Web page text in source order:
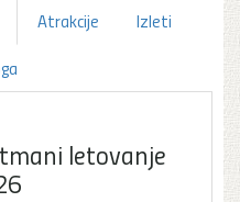
Atrakcije
Izleti
letovanje